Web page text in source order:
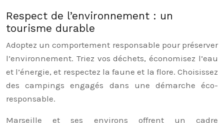
Respect de l’environnement : un
tourisme durable
Adoptez un comportement responsable pour préserver
l’environnement. Triez vos déchets, économisez l’eau
et l’énergie, et respectez la faune et la flore. Choisissez
des campings engagés dans une démarche éco-
responsable.
Marseille et ses environs offrent un cadre